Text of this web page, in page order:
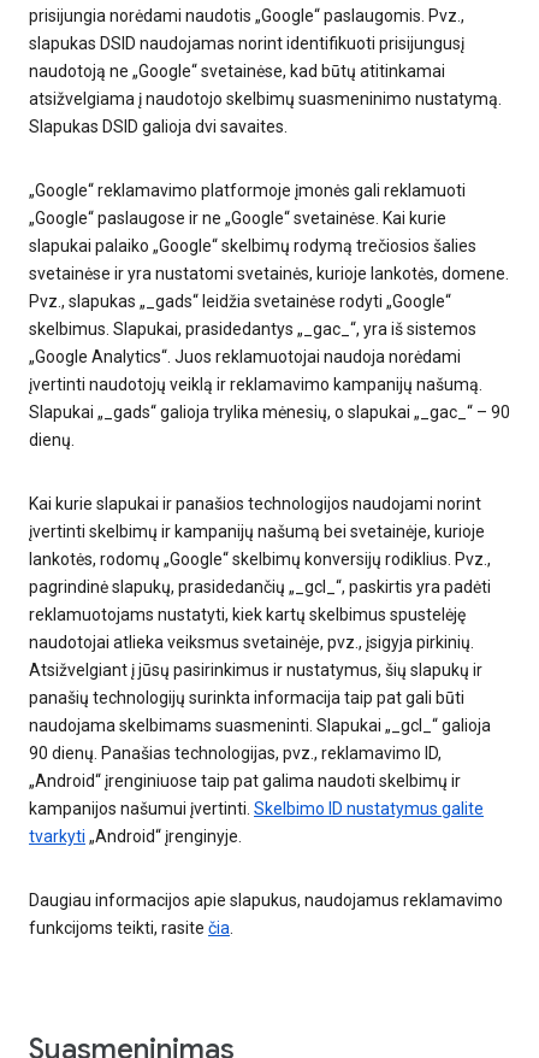
prisijungia norėdami naudotis „Google“ paslaugomis. Pvz.,
slapukas DSID naudojamas norint identifikuoti prisijungusį
naudotoją ne „Google“ svetainėse, kad būtų atitinkamai
atsižvelgiama į naudotojo skelbimų suasmeninimo nustatymą.
Slapukas DSID galioja dvi savaites.
„Google“ reklamavimo platformoje įmonės gali reklamuoti
„Google“ paslaugose ir ne „Google“ svetainėse. Kai kurie
slapukai palaiko „Google“ skelbimų rodymą trečiosios šalies
svetainėse ir yra nustatomi svetainės, kurioje lankotės, domene.
Pvz., slapukas „_gads“ leidžia svetainėse rodyti „Google“
skelbimus. Slapukai, prasidedantys „_gac_“, yra iš sistemos
„Google Analytics“. Juos reklamuotojai naudoja norėdami
įvertinti naudotojų veiklą ir reklamavimo kampanijų našumą.
Slapukai „_gads“ galioja trylika mėnesių, o slapukai „_gac_“ – 90
dienų.
Kai kurie slapukai ir panašios technologijos naudojami norint
įvertinti skelbimų ir kampanijų našumą bei svetainėje, kurioje
lankotės, rodomų „Google“ skelbimų konversijų rodiklius. Pvz.,
pagrindinė slapukų, prasidedančių „_gcl_“, paskirtis yra padėti
reklamuotojams nustatyti, kiek kartų skelbimus spustelėję
naudotojai atlieka veiksmus svetainėje, pvz., įsigyja pirkinių.
Atsižvelgiant į jūsų pasirinkimus ir nustatymus, šių slapukų ir
panašių technologijų surinkta informacija taip pat gali būti
naudojama skelbimams suasmeninti. Slapukai „_gcl_“ galioja
90 dienų. Panašias technologijas, pvz., reklamavimo ID,
„Android“ įrenginiuose taip pat galima naudoti skelbimų ir
kampanijos našumui įvertinti. Skelbimo ID nustatymus galite
tvarkyti „Android“ įrenginyje.
Daugiau informacijos apie slapukus, naudojamus reklamavimo
funkcijoms teikti, rasite čia.
Suasmeninimas